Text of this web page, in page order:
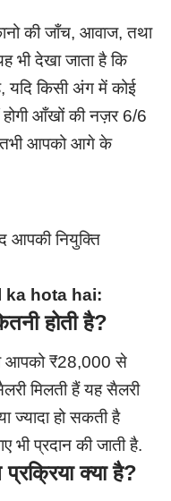
की जाँच, आवाज, तथा
भी देखा जाता है कि
यदि किसी अंग में कोई
होगी आँखों की नज़र 6/6
तभी आपको आगे के
आपकी नियुक्ति
ka hota hai:
होती है?
आपको ₹28,000 से
मिलती हैं यह सैलरी
ज्यादा हो सकती है
भी प्रदान की जाती है.
क्या है?